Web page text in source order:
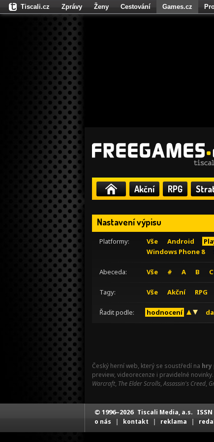
Akční RPG
Nastavení výpisu
Platformy: Vše Android
Windows Phone 8
Abeceda: Vše # A B C
Tagy: Vše Akční RPG
Řadit podle: hodnocení
Český herní web, který se soustředí na hry
preview, videorecenze i pravidelné
Warcraft, The Elder Scrolls,Assassin's Creed,
Tiscali.cz Zprávy Ženy Cestování Games.cz
Fights.cz
© 1996–2026 Tiscali Media, a.s. ISSN
o nás | kontakt | reklama |